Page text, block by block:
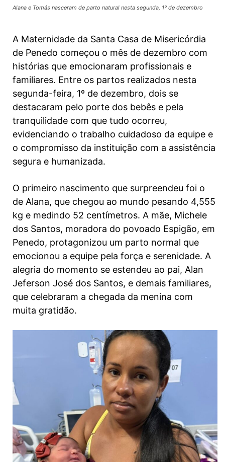
Alana e Tomás nasceram de parto natural nesta segunda, 1º de dezembro
A Maternidade da Santa Casa de Misericórdia
de Penedo começou o mês de dezembro com
histórias que emocionaram profissionais e
familiares. Entre os partos realizados nesta
segunda-feira, 1º de dezembro, dois se
destacaram pelo porte dos bebês e pela
tranquilidade com que tudo ocorreu,
evidenciando o trabalho cuidadoso da equipe e
o compromisso da instituição com a assistência
segura e humanizada.
O primeiro nascimento que surpreendeu foi o
de Alana, que chegou ao mundo pesando 4,555
kg e medindo 52 centímetros. A mãe, Michele
dos Santos, moradora do povoado Espigão, em
Penedo, protagonizou um parto normal que
emocionou a equipe pela força e serenidade. A
alegria do momento se estendeu ao pai, Alan
Jeferson José dos Santos, e demais familiares,
que celebraram a chegada da menina com
muita gratidão.